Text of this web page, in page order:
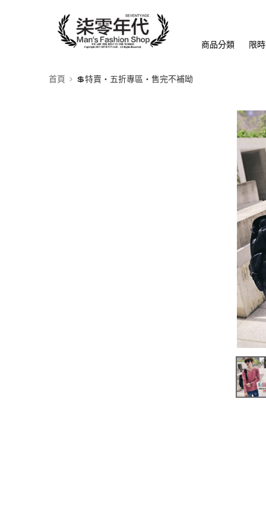
商品分類 限
首頁 💲特賣‧五折專區‧售完不補呦